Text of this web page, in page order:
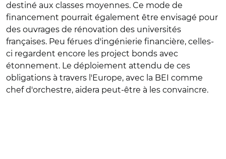
destiné aux classes moyennes. Ce mode de
financement pourrait également être envisagé pour
des ouvrages de rénovation des universités
françaises. Peu férues d'ingénierie financière, celles-
ci regardent encore les project bonds avec
étonnement. Le déploiement attendu de ces
obligations à travers l'Europe, avec la BEI comme
chef d'orchestre, aidera peut-être à les convaincre.